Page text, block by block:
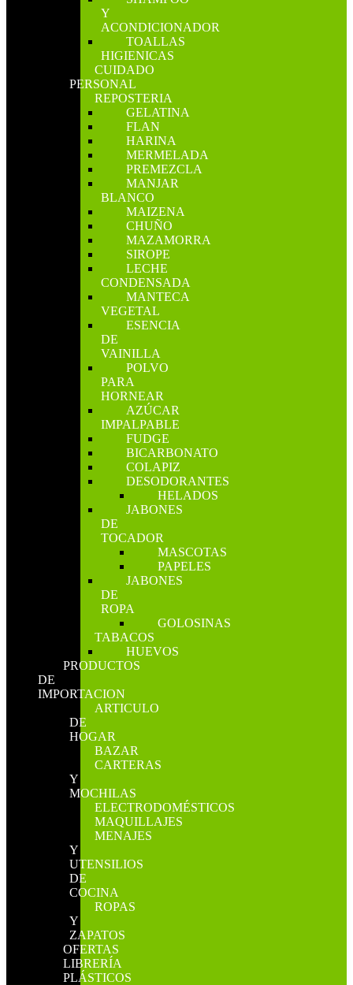
Y
ACONDICIONADOR
TOALLAS
HIGIENICAS
CUIDADO
PERSONAL
REPOSTERIA
GELATINA
FLAN
HARINA
MERMELADA
PREMEZCLA
MANJAR
BLANCO
MAIZENA
CHUÑO
MAZAMORRA
SIROPE
LECHE
CONDENSADA
MANTECA
VEGETAL
ESENCIA
DE
VAINILLA
POLVO
PARA
HORNEAR
AZÚCAR
IMPALPABLE
FUDGE
BICARBONATO
COLAPIZ
DESODORANTES
HELADOS
JABONES
DE
TOCADOR
MASCOTAS
PAPELES
JABONES
DE
ROPA
GOLOSINAS
TABACOS
HUEVOS
PRODUCTOS
DE
IMPORTACION
ARTICULO
DE
HOGAR
BAZAR
CARTERAS
Y
MOCHILAS
ELECTRODOMÉSTICOS
MAQUILLAJES
MENAJES
Y
UTENSILIOS
DE
COCINA
ROPAS
Y
ZAPATOS
OFERTAS
LIBRERÍA
PLÁSTICOS